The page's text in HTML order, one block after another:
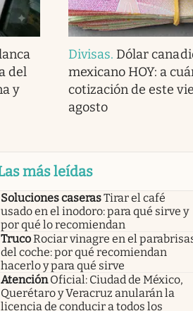
del
y
Divisas. Dólar
mexicano HOY: a
cotización de este
agosto
más leídas
Soluciones caserasTirar el café
usado en el inodoro: para qué sirve y
por qué lo recomiendan
TrucoRociar vinagre en el
del coche: por qué recomiendan
hacerlo y para qué sirve
Atención Oficial: Ciudad de México,
Querétaro y Veracruz anularán la
licencia de conducir a todos los